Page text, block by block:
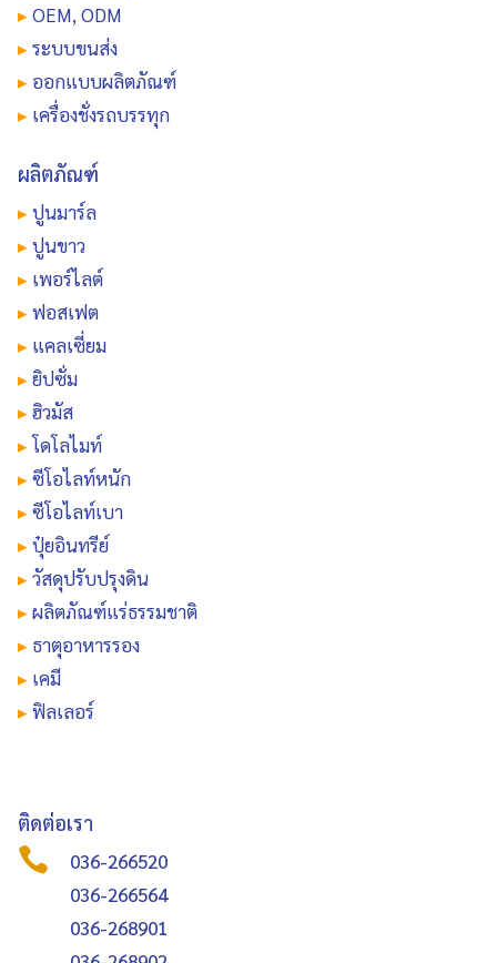
▸OEM, ODM
▸ระบบขนส่ง
▸ ออกแบบผลิตภัณฑ์
▸ เครื่องชั่งรถบรรทุก
ผลิตภัณฑ์
▸ปูนมาร์ล
▸ปูนขาว
▸ เพอร์ไลต์
▸ฟอสเฟต
▸ แคลเซี่ยม
▸ยิปซั่ม
▸ฮิวมัส
▸โดโลไมท์
▸ซีโอไลท์หนัก
▸ซีโอไลท์เบา
▸ปุ๋ยอินทรีย์
▸วัสดุปรับปรุงดิน
▸ผลิตภัณฑ์แร่ธรรมชาติ
▸ ธาตุอาหารรอง
▸เคมี
▸ฟิลเลอร์
ติดต่อเรา

036-266520
036-266564
036-268901